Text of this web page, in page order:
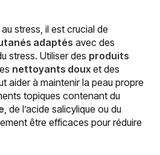
stress, il est crucial de
adaptés avec des
stress. Utiliser des produits
nettoyants doux et des
aider à maintenir la peau propre
topiques contenant du
, de l’acide salicylique ou du
être efficaces pour réduire